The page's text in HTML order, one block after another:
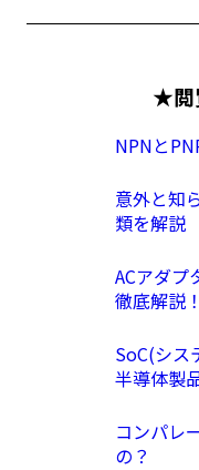
★閲
NPNと
意外と知
類を解説
ACアダプ
徹底解説！
SoC(シス
半導体製
コンパレ
の？